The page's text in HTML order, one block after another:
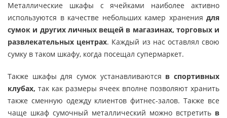
Металлические шкафы с ячейками наиболее активно
используются в качестве небольших камер хранения для
сумок и других личных вещей в магазинах, торговых и
развлекательных центрах. Каждый из нас оставлял свою
сумку в таком шкафу, когда посещал супермаркет.
Также шкафы для сумок устанавливаются в спортивных
клубах, так как размеры ячеек вполне позволяют хранить
также сменную одежду клиентов фитнес-залов. Также все
чаще шкаф сумочный металлический можно встретить в